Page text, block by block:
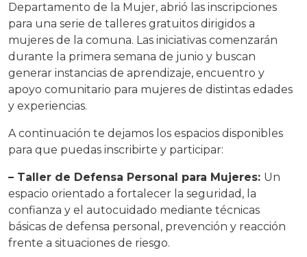
Departamento de la Mujer, abrió las inscripciones
para una serie de talleres gratuitos dirigidos a
mujeres de la comuna. Las iniciativas comenzarán
durante la primera semana de junio y buscan
generar instancias de aprendizaje, encuentro y
apoyo comunitario para mujeres de distintas edades
y experiencias.
A continuación te dejamos los espacios disponibles
para que puedas inscribirte y participar:
– Taller de Defensa Personal para Mujeres: Un
espacio orientado a fortalecer la seguridad, la
confianza y el autocuidado mediante técnicas
básicas de defensa personal, prevención y reacción
frente a situaciones de riesgo.